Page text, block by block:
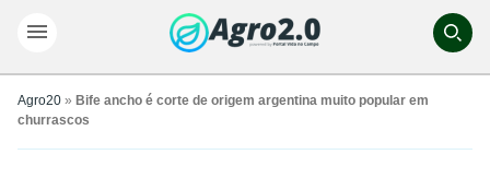
Agro20 » Bife ancho é corte de origem argentina muito popular em
churrascos